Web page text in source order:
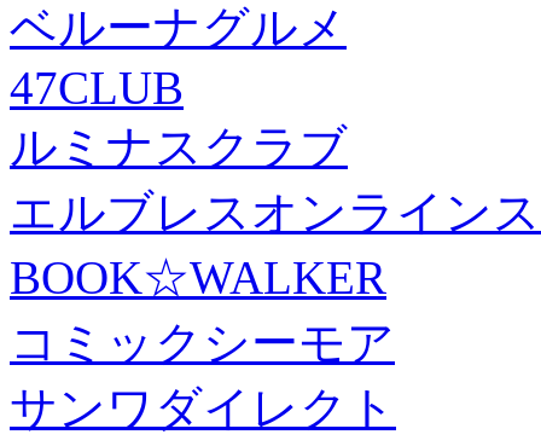
ベルーナグルメ
47CLUB
ルミナスクラブ
エルブレスオンライン
BOOK☆WALKER
コミックシーモア
サンワダイレクト